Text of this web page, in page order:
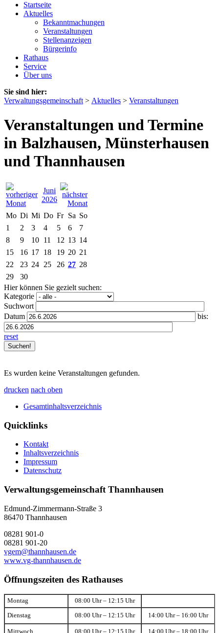
Startseite
Aktuelles
Bekanntmachungen
Veranstaltungen
Stellenanzeigen
Bürgerinfo
Rathaus
Service
Über uns
Sie sind hier:
Verwaltungsgemeinschaft > Aktuelles > Veranstaltungen
Veranstaltungen und Termine
in Balzhausen, Münsterhausen
und Thannhausen
Juni
2026
Mo Di Mi Do Fr Sa So
1
2 3 4 5 6
7
8
9 10 11 12 13 14
15
16 17 18 19 20 21
22
23 24 25 26 27 28
29
30
Hier können Sie gezielt suchen:
Kategorie
Suchwort
Datum
bis:
reset
Es wurden keine Veranstaltungen gefunden.
drucken nach oben
Gesamtinhaltsverzeichnis
Quicklinks
Kontakt
Inhaltsverzeichnis
Impressum
Datenschutz
Verwaltungsgemeinschaft Thannhausen
Edmund-Zimmermann-Straße 3
86470 Thannhausen
08281 901-0
08281 901-20
vgem@thannhausen.de
www.vg-thannhausen.de
Öffnungszeiten des Rathauses
Montag 08:00 Uhr – 12:15 Uhr
Dienstag 08:00 Uhr – 12:15 Uhr 14:00 Uhr – 16:00 Uhr